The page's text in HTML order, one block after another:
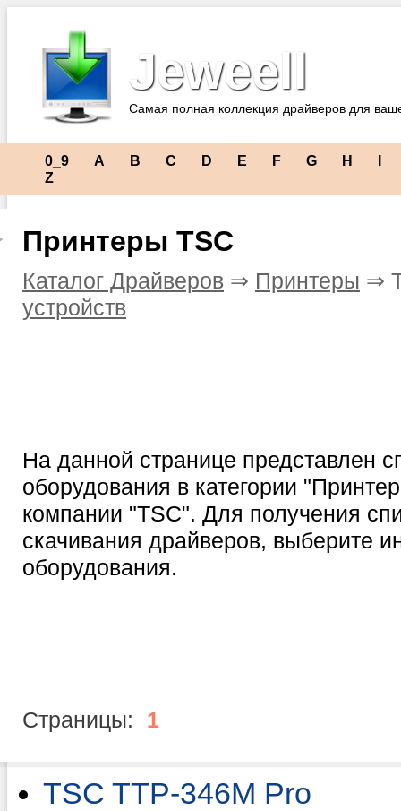
Jeweell
Самая полная коллекция драйверов для
0_9 A B C D E F G H
Z
Принтеры TSC
Каталог Драйверов ⇒ Принтеры ⇒
устройств
На данной странице представлен
оборудования в категории
компании "TSC". Для получения
скачивания драйверов, выберите
оборудования.
Страницы: 1
TSC TTP-346M Pro